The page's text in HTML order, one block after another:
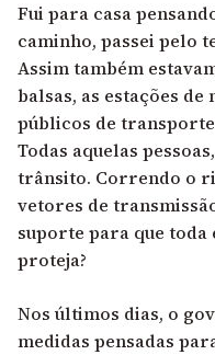
Fui para casa
caminho, passei pelo
Assim também
balsas, as estações
públicos de
Todas aquelas
trânsito. Correndo o
vetores de
suporte para que toda
proteja?
Nos últimos dias, o
medidas pensadas